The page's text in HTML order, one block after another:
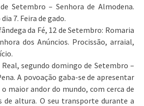
Setembro – Senhora de Almodena.
7. Feira de gado.
da Fé, 12 de Setembro: Romaria
dos Anúncios. Procissão, arraial,
Real, segundo domingo de Setembro –
A povoação gaba-se de apresentar
maior andor do mundo, com cerca de
de altura. O seu transporte durante a